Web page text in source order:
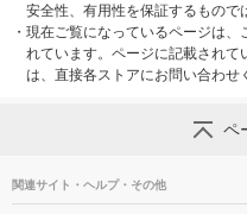
安全性、有用性を保証するもので
・ 現在ご覧になっているページは、
れています。ページに記載されて
は、直接各ストアにお問い合わせ
ペ
関連サイト・ヘルプ・その他